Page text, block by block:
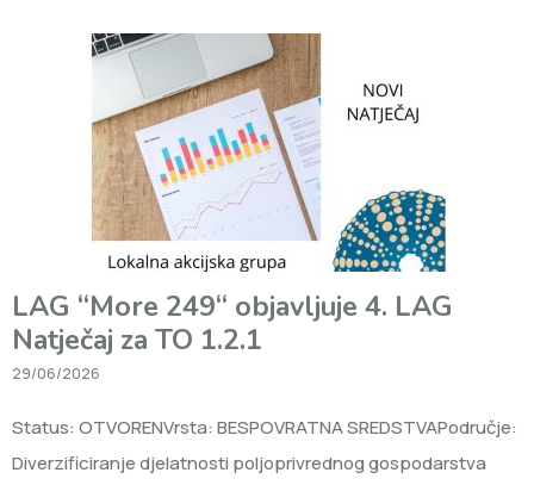
LAG “More 249“ objavljuje 4. LAG
Natječaj za TO 1.2.1
29/06/2026
Status: OTVORENVrsta: BESPOVRATNA SREDSTVAPodručje:
Diverzificiranje djelatnosti poljoprivrednog gospodarstva